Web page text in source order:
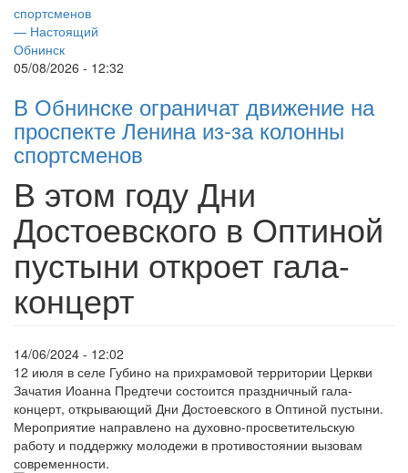
05/08/2026 - 12:32
В Обнинске ограничат движение на
проспекте Ленина из-за колонны
спортсменов
В этом году Дни
Достоевского в Оптиной
пустыни откроет гала-
концерт
14/06/2024 - 12:02
12 июля в селе Губино на прихрамовой территории Церкви
Зачатия Иоанна Предтечи состоится праздничный гала-
концерт, открывающий Дни Достоевского в Оптиной пустыни.
Мероприятие направлено на духовно-просветительскую
работу и поддержку молодежи в противостоянии вызовам
современности.